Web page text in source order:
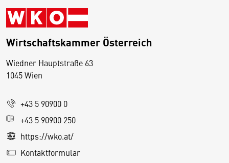
Wirtschaftskammer Österreich
Wiedner Hauptstraße 63
1045 Wien
+43 5 90900 0
+43 5 90900 250
https://wko.at/
Kontaktformular
D
s
e
S
e